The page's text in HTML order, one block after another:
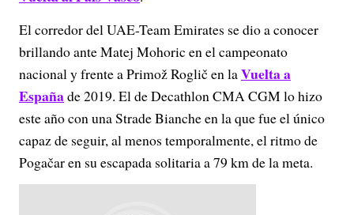
El corredor del UAE-Team Emirates se dio a conocer
brillando ante Matej Mohoric en el campeonato
nacional y frente a Primož Roglič en laVuelta a
Españade 2019. El de Decathlon CMA CGM lo hizo
este año con una Strade Bianche en la que fue el único
capaz de seguir, al menos temporalmente, el ritmo de
Pogačar en su escapada solitaria a 79 km de la meta.